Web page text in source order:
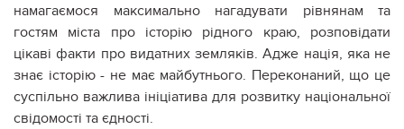
намагаємося максимально нагадувати рівнянам та
гостям міста про історію рідного краю, розповідати
цікаві факти про видатних земляків. Адже нація, яка не
знає історію - не має майбутнього. Переконаний, що це
суспільно важлива ініціатива для розвитку національної
свідомості та єдності.